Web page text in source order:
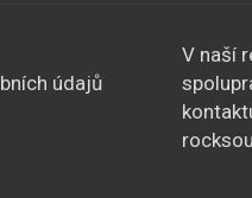
údajů
V naší